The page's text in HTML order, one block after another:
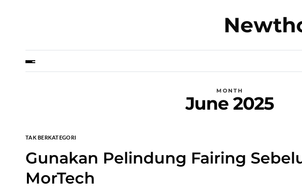
MONTH
June 2025
TAK BERKATEGORI
Gunakan Pelindung Fairing
MorTech